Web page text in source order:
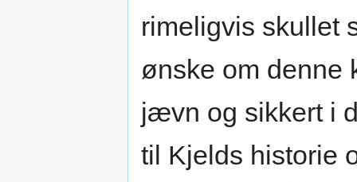
rimeligvis skullet
ønske om denne
jævn og sikkert i
til Kjelds historie